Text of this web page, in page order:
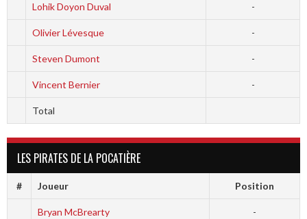
Lohik Doyon Duval -
Olivier Lévesque -
Steven Dumont -
Vincent Bernier -
Total
LES PIRATES DE LA POCATIÈRE
# Joueur Position
Bryan McBrearty -